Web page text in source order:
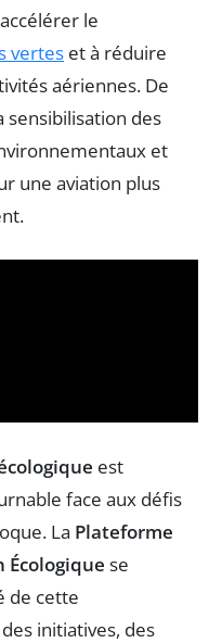
le
vertes et à réduire
aériennes. De
sensibilisation des
et
une aviation plus
est
face aux défis
La Plateforme
Écologique se
de cette
initiatives, des